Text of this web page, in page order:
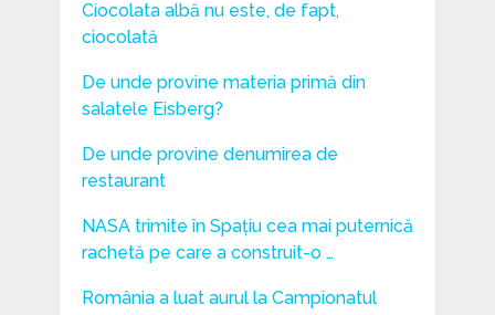
Ciocolata albă nu este, de fapt,
ciocolată
De unde provine materia primă din
salatele Eisberg?
De unde provine denumirea de
restaurant
NASA trimite în Spațiu cea mai puternică
rachetă pe care a construit-o …
România a luat aurul la Campionatul